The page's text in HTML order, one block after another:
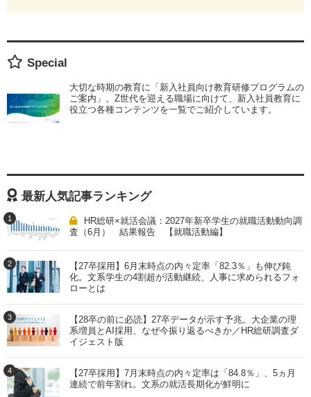
Special
大切な時期の教育に「新入社員向け教育研修プログラムの
ご案内」。Z世代を迎える職場に向けて、新入社員教育に
役立つ各種コンテンツを一覧でご紹介しています。
最新人気記事ランキング
1
HR総研×就活会議：2027年新卒学生の就職活動動向調
査（6月） 結果報告 【就職活動編】
2
【27卒採用】6月末時点の内々定率「82.3％」も伸び鈍
化。文系学生の4割超が活動継続、人事に求められるフォ
ローとは
3
【28卒の前に必読】27卒データが示す予兆。大企業の理
系増員とAI採用、なぜ今振り返るべきか／HR総研調査ダ
イジェスト版
4
【27卒採用】7月末時点の内々定率は「84.8％」、5ヵ月
連続で前年割れ。文系の就活長期化が鮮明に